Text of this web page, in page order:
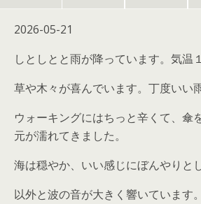
2026-05-21
しとしとと雨が降っています。気温
草や木々が喜んでいます。丁度いい
ウォーキングにはちっと辛くて、傘
元が濡れてきました。
海は穏やか、いい感じにぼんやりと
以外と波の音が大きく響いています